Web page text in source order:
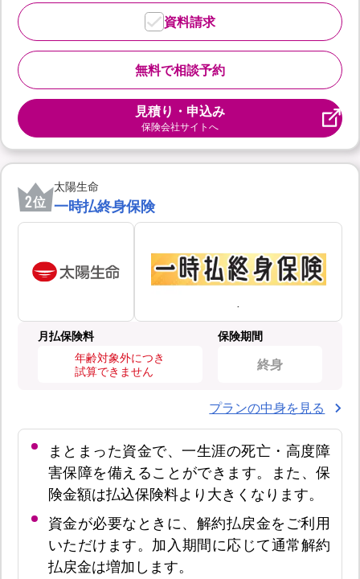
無料で相談予約
資料請求
見積り・申込み
保険会社サイトへ
2位
太陽生命
一時払終身保険
月払保険料
年齢対象外につき
試算できません
保険期間
終身
プランの中身を見る
まとまった資金で、一生涯の死亡・高度障
害保障を備えることができます。また、保
険金額は払込保険料より大きくなります。
資金が必要なときに、解約払戻金をご利用
いただけます。加入期間に応じて通常解約
払戻金は増加します。